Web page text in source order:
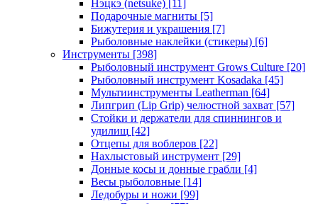
Нэцкэ (netsuke) [11]
Подарочные магниты [5]
Бижутерия и украшения [7]
Рыболовные наклейки (стикеры) [6]
Инструменты [398]
Рыболовный инструмент Grows Culture [20]
Рыболовный инструмент Kosadaka [45]
Мультиинструменты Leatherman [64]
Липгрип (Lip Grip) челюстной захват [57]
Стойки и держатели для спиннингов и
удилищ [42]
Отцепы для воблеров [22]
Нахлыстовый инструмент [29]
Донные косы и донные грабли [4]
Весы рыболовные [14]
Ледобуры и ножи [99]